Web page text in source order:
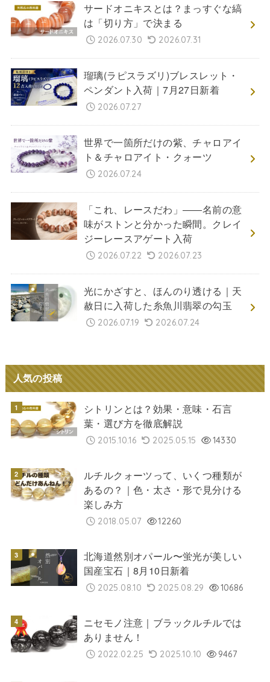
サードオニキスとは？まっすぐな縞
は「切り方」で決まる
2026.07.30 2026.07.31
瑠璃(ラピスラズリ)ブレスレット・
ペンダント入荷｜7月27日新着
2026.07.27
世界で一箇所だけの紫、チャロアイ
ト＆チャロアイト・クォーツ
2026.07.24
「これ、レースだわ」――名前の意
味がストンと分かった瞬間。クレイ
ジーレースアゲート入荷
2026.07.22 2026.07.23
光にかざすと、ほんのり透ける｜天
赦日に入荷した糸魚川翡翠の勾玉
2026.07.19 2026.07.24
人気の投稿
シトリンとは？効果・意味・石言
葉・選び方を徹底解説
2015.10.16 2025.05.15 14330
ルチルクォーツって、いくつ種類が
あるの？｜色・太さ・形で見分ける
楽しみ方
2018.05.07 12260
北海道然別オパール〜蛍光が美しい
国産宝石｜8月10日新着
2025.08.10 2025.08.29 10686
ニセモノ注意｜ブラックルチルでは
ありません！
2022.02.25 2025.10.10 9467